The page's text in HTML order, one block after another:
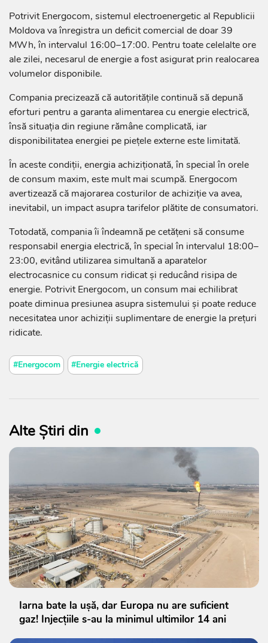
Potrivit Energocom, sistemul electroenergetic al Republicii
Moldova va înregistra un deficit comercial de doar 39
MWh, în intervalul 16:00–17:00. Pentru toate celelalte ore
ale zilei, necesarul de energie a fost asigurat prin realocarea
volumelor disponibile.
Compania precizează că autoritățile continuă să depună
eforturi pentru a garanta alimentarea cu energie electrică,
însă situația din regiune rămâne complicată, iar
disponibilitatea energiei pe piețele externe este limitată.
În aceste condiții, energia achiziționată, în special în orele
de consum maxim, este mult mai scumpă. Energocom
avertizează că majorarea costurilor de achiziție va avea,
inevitabil, un impact asupra tarifelor plătite de consumatori.
Totodată, compania îi îndeamnă pe cetățeni să consume
responsabil energia electrică, în special în intervalul 18:00–
23:00, evitând utilizarea simultană a aparatelor
electrocasnice cu consum ridicat și reducând risipa de
energie. Potrivit Energocom, un consum mai echilibrat
poate diminua presiunea asupra sistemului și poate reduce
necesitatea unor achiziții suplimentare de energie la prețuri
ridicate.
#Energocom #Energie electrică
Alte Știri din
Iarna bate la ușă, dar Europa nu are suficient
gaz! Injecțiile s-au la minimul ultimilor 14 ani